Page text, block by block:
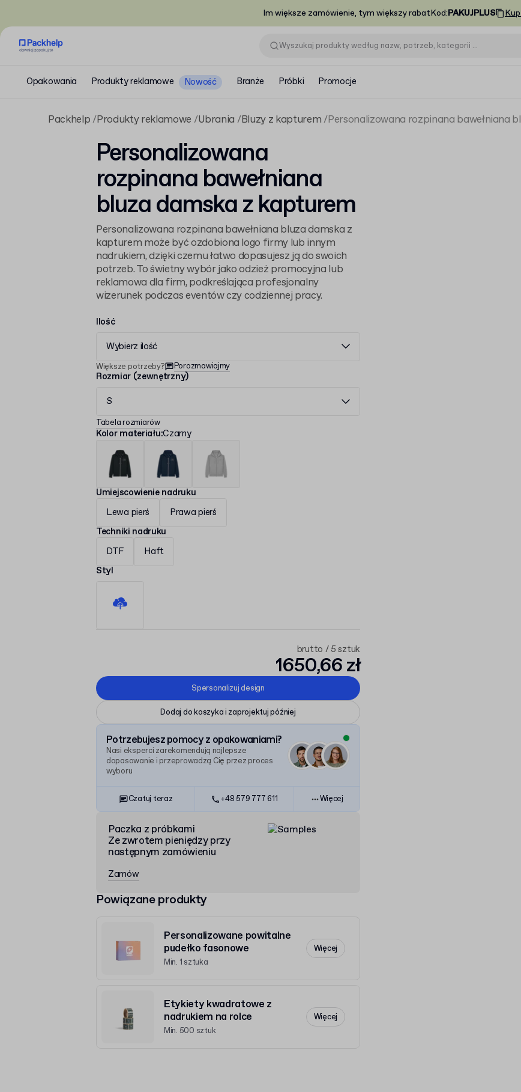
Im większe zamówienie, tym większy rabatKod:PAKUJPLUS
Opakowania Produkty reklamowe Nowość Branże Próbki Promocje
Packhelp Produkty reklamowe Ubrania Bluzy z kapturem Personalizowana rozpinana bawełniana
Personalizowana
rozpinana bawełniana
bluza damska z kapturem
Personalizowana rozpinana bawełniana bluza damska z
kapturem może być ozdobiona logo firmy lub innym
nadrukiem, dzięki czemu łatwo dopasujesz ją do swoich
potrzeb. To świetny wybór jako odzież promocyjna lub
reklamowa dla firm, podkreślająca profesjonalny
wizerunek podczas eventów czy codziennej pracy.
Ilość
Wybierz ilość
Większe potrzeby? Porozmawiajmy
Rozmiar (zewnętrzny)
S
Tabela rozmiarów
Kolor materiału:Czarny
Umiejscowienie nadruku
Lewa pierś
Prawa pierś
Techniki nadruku
DTF
Haft
Styl
brutto / 5 sztuk
1650,66 zł
Spersonalizuj design
Dodaj do koszyka i zaprojektuj później
Potrzebujesz pomocy z opakowaniami?
Nasi eksperci zarekomendują najlepsze
dopasowanie i przeprowadzą Cię przez proces
wyboru
Czatuj teraz +48 579 777 611 Więcej
Paczka z próbkami
Ze zwrotem pieniędzy przy
następnym zamówieniu
Zamów
Powiązane produkty
Personalizowane powitalne
pudełko fasonowe
Min. 1 sztuka
Więcej
Etykiety kwadratowe z
nadrukiem na rolce
Min. 500 sztuk
Więcej